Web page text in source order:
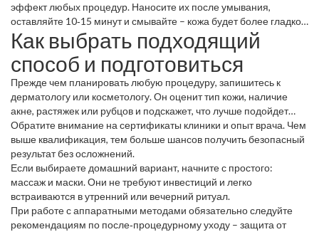
эффект любых процедур. Наносите их после умывания,
оставляйте 10‑15 минут и смывайте – кожа будет более гладкой
и сияющей.
Как выбрать подходящий
способ и подготовиться
Прежде чем планировать любую процедуру, запишитесь к
дерматологу или косметологу. Он оценит тип кожи, наличие
акне, растяжек или рубцов и подскажет, что лучше подойдет
именно вам.
Обратите внимание на сертификаты клиники и опыт врача. Чем
выше квалификация, тем больше шансов получить безопасный
результат без осложнений.
Если выбираете домашний вариант, начните с простого:
массаж и маски. Они не требуют инвестиций и легко
встраиваются в утренний или вечерний ритуал.
При работе с аппаратными методами обязательно следуйте
рекомендациям по после‑процедурному уходу – защита от